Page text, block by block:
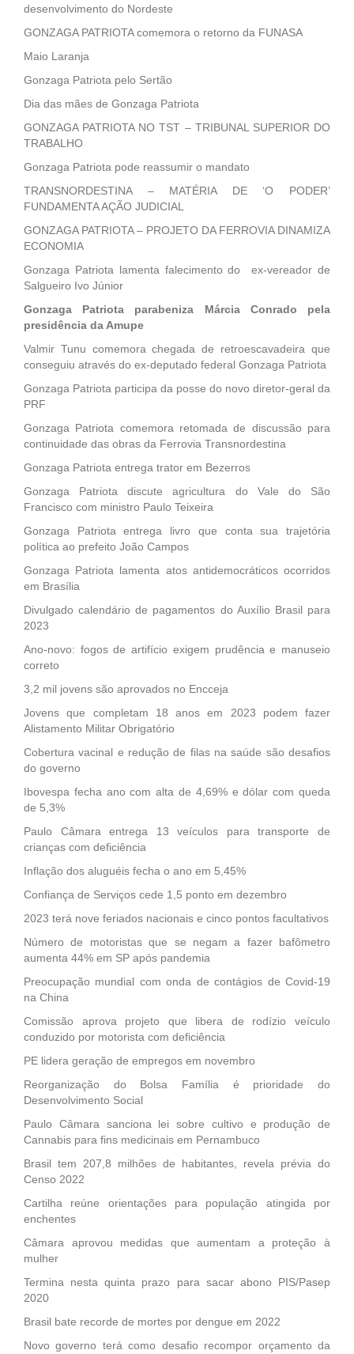
desenvolvimento do Nordeste
GONZAGA PATRIOTA comemora o retorno da FUNASA
Maio Laranja
Gonzaga Patriota pelo Sertão
Dia das mães de Gonzaga Patriota
GONZAGA PATRIOTA NO TST – TRIBUNAL SUPERIOR DO
TRABALHO
Gonzaga Patriota pode reassumir o mandato
TRANSNORDESTINA – MATÉRIA DE ‘O PODER’
FUNDAMENTA AÇÃO JUDICIAL
GONZAGA PATRIOTA – PROJETO DA FERROVIA DINAMIZA
ECONOMIA
Gonzaga Patriota lamenta falecimento do ex-vereador de
Salgueiro Ivo Júnior
Gonzaga Patriota parabeniza Márcia Conrado pela
presidência da Amupe
Valmir Tunu comemora chegada de retroescavadeira que
conseguiu através do ex-deputado federal Gonzaga Patriota
Gonzaga Patriota participa da posse do novo diretor-geral da
PRF
Gonzaga Patriota comemora retomada de discussão para
continuidade das obras da Ferrovia Transnordestina
Gonzaga Patriota entrega trator em Bezerros
Gonzaga Patriota discute agricultura do Vale do São
Francisco com ministro Paulo Teixeira
Gonzaga Patriota entrega livro que conta sua trajetória
política ao prefeito João Campos
Gonzaga Patriota lamenta atos antidemocráticos ocorridos
em Brasília
Divulgado calendário de pagamentos do Auxílio Brasil para
2023
Ano-novo: fogos de artifício exigem prudência e manuseio
correto
3,2 mil jovens são aprovados no Encceja
Jovens que completam 18 anos em 2023 podem fazer
Alistamento Militar Obrigatório
Cobertura vacinal e redução de filas na saúde são desafios
do governo
Ibovespa fecha ano com alta de 4,69% e dólar com queda
de 5,3%
Paulo Câmara entrega 13 veículos para transporte de
crianças com deficiência
Inflação dos aluguéis fecha o ano em 5,45%
Confiança de Serviços cede 1,5 ponto em dezembro
2023 terá nove feriados nacionais e cinco pontos facultativos
Número de motoristas que se negam a fazer bafômetro
aumenta 44% em SP após pandemia
Preocupação mundial com onda de contágios de Covid-19
na China
Comissão aprova projeto que libera de rodízio veículo
conduzido por motorista com deficiência
PE lidera geração de empregos em novembro
Reorganização do Bolsa Família é prioridade do
Desenvolvimento Social
Paulo Câmara sanciona lei sobre cultivo e produção de
Cannabis para fins medicinais em Pernambuco
Brasil tem 207,8 milhões de habitantes, revela prévia do
Censo 2022
Cartilha reúne orientações para população atingida por
enchentes
Câmara aprovou medidas que aumentam a proteção à
mulher
Termina nesta quinta prazo para sacar abono PIS/Pasep
2020
Brasil bate recorde de mortes por dengue em 2022
Novo governo terá como desafio recompor orçamento da